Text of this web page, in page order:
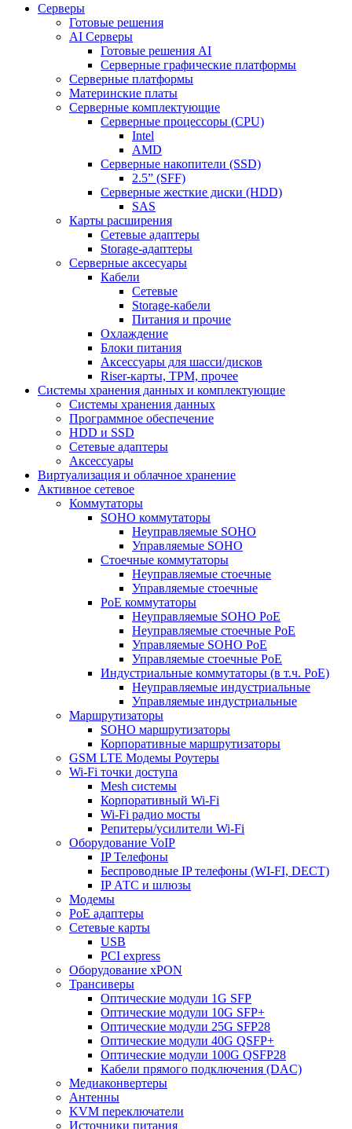
Cерверы
Готовые решения
AI Серверы
Готовые решения AI
Серверные графические платформы
Серверные платформы
Материнские платы
Серверные комплектующие
Серверные процессоры (CPU)
Intel
AMD
Серверные накопители (SSD)
2.5” (SFF)
Серверные жесткие диски (HDD)
SAS
Карты расширения
Сетевые адаптеры
Storage-адаптеры
Серверные аксесуары
Кабели
Сетевые
Storage-кабели
Питания и прочие
Охлаждение
Блоки питания
Аксессуары для шасси/дисков
Riser-карты, TPM, прочее
Системы хранения данных и комплектующие
Системы хранения данных
Программное обеспечение
HDD и SSD
Сетевые адаптеры
Аксессуары
Виртуализация и облачное хранение
Активное сетевое
Коммутаторы
SOHO коммутаторы
Неуправляемые SOHO
Управляемые SOHO
Стоечные коммутаторы
Неуправляемые стоечные
Управляемые стоечные
PoE коммутаторы
Неуправляемые SOHO PoE
Неуправляемые стоечные PoE
Управляемые SOHO PoE
Управляемые стоечные PoE
Индустриальные коммутаторы (в т.ч. РоЕ)
Неуправляемые индустриальные
Управляемые индустриальные
Маршрутизаторы
SOHO маршрутизаторы
Корпоративные маршрутизаторы
GSM LTE Модемы Роутеры
Wi-Fi точки доступа
Mesh системы
Корпоративный Wi-Fi
Wi-Fi радио мосты
Репитеры/усилители Wi-Fi
Оборудование VoIP
IP Телефоны
Беспроводные IP телефоны (WI-FI, DECT)
IP АТС и шлюзы
Модемы
PoE адаптеры
Сетевые карты
USB
PCI express
Оборудование xPON
Трансиверы
Оптические модули 1G SFP
Оптические модули 10G SFP+
Оптические модули 25G SFP28
Оптические модули 40G QSFP+
Оптические модули 100G QSFP28
Кабели прямого подключения (DAC)
Медиаконвертеры
Антенны
KVM переключатели
Источники питания